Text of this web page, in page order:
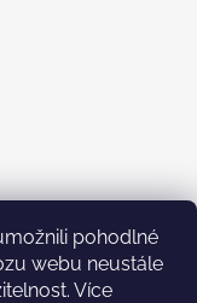
pohodlné
webu neustále
Více